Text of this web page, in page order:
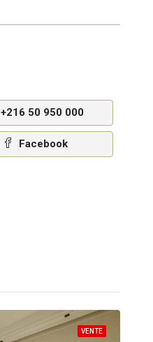
+216 50 950 000
Facebook
VENTE